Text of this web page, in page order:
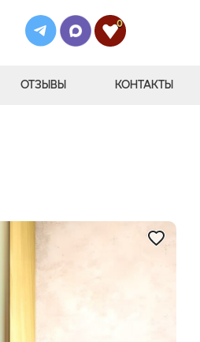
0
ОТЗЫВЫ КОНТАКТЫ